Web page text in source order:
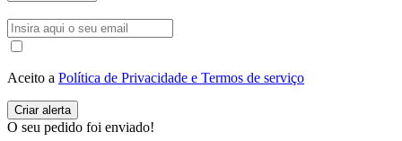
Aceito a Política de Privacidade e Termos de serviço
O seu pedido foi enviado!